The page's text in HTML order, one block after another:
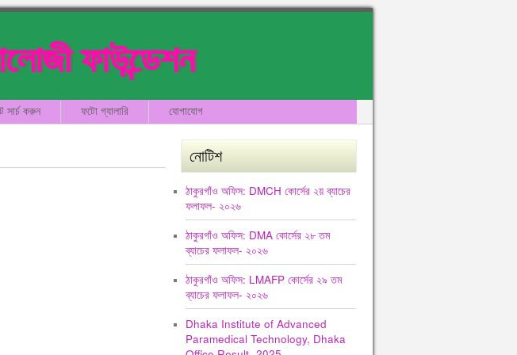
ফাউন্ডেশন
সার্চ করুন ফটো গ্যালারি যোগাযোগ
নোটিশ
ঠাকুরগাঁও অফিস: DMCH কোর্সের ২য় ব্যাচের
ফলাফল- ২০২৬
ঠাকুরগাঁও অফিস: DMA কোর্সের ২৮ তম
ব্যাচের ফলাফল- ২০২৬
ঠাকুরগাঁও অফিস: LMAFP কোর্সের ২৯ তম
ব্যাচের ফলাফল- ২০২৬
Dhaka Institute of Advanced
Paramedical Technology, Dhaka